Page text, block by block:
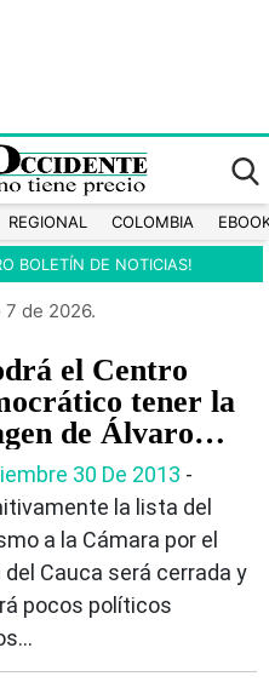
REGIONAL COLOMBIA
BOLETÍN DE NOTICIAS!
7 de 2026.
el Centro
tener la
de Álvaro
en su logo?
30 De 2013 ‐
la lista del
a la Cámara por el
del Cauca será cerrada y
pocos políticos